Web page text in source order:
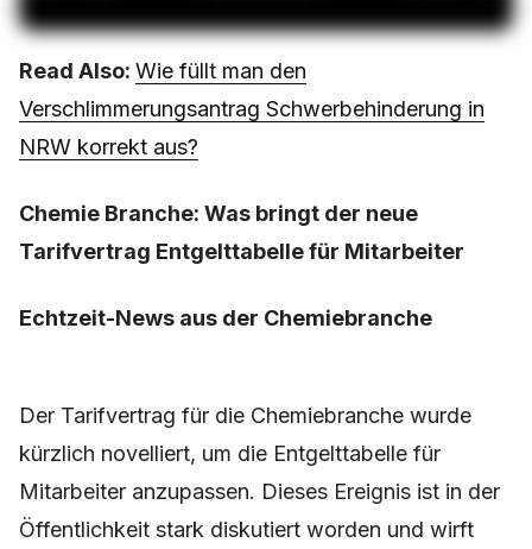
Read Also: Wie füllt man den
Verschlimmerungsantrag Schwerbehinderung in
NRW korrekt aus?
Chemie Branche: Was bringt der neue
Tarifvertrag Entgelttabelle für Mitarbeiter
Echtzeit-News aus der Chemiebranche
Der Tarifvertrag für die Chemiebranche wurde
kürzlich novelliert, um die Entgelttabelle für
Mitarbeiter anzupassen. Dieses Ereignis ist in der
Öffentlichkeit stark diskutiert worden und wirft